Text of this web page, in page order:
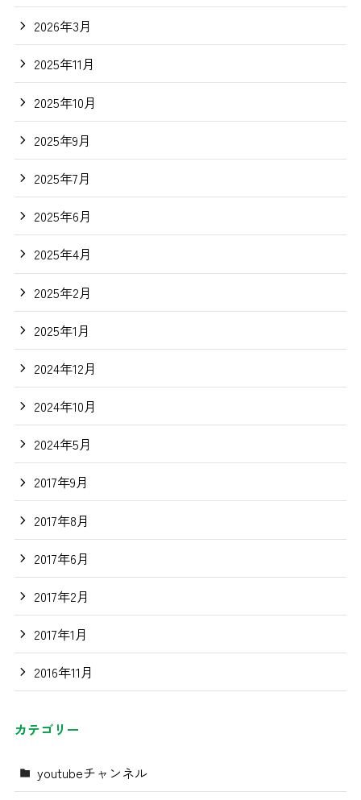
2026年3月
2025年11月
2025年10月
2025年9月
2025年7月
2025年6月
2025年4月
2025年2月
2025年1月
2024年12月
2024年10月
2024年5月
2017年9月
2017年8月
2017年6月
2017年2月
2017年1月
2016年11月
カテゴリー
youtubeチャンネル